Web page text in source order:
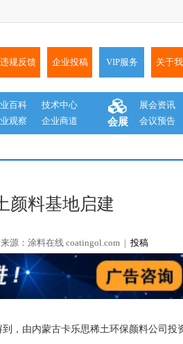
违规反馈 企业投稿 VIP服务 关于
百科
技术中心
观察
企业商道 会展
展会资讯
会议预告
颜料基地启建
源：涂料在线 coatingol.com | 投稿
，由内蒙古卡乐思稀土环保颜料公司